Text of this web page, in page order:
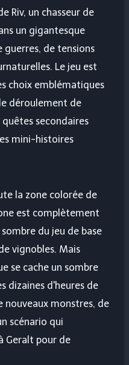
Riv, un chasseur de
un gigantesque
de tensions
Le jeu est
choix emblématiques
déroulement de
secondaires
mini-histoires
la zone colorée de
est complètement
du jeu de base
vignobles. Mais
se cache un sombre
dizaines d'heures de
nouveaux monstres, de
scénario qui
Geralt pour de